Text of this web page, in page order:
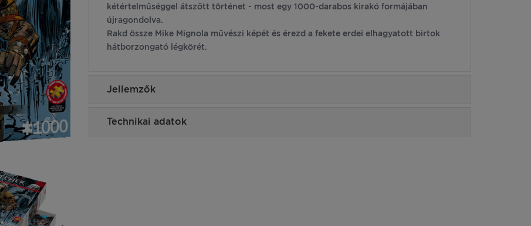
kétértelműséggel átszőtt történet - most egy 1000-darabos kirakó formájában
újragondolva.
Rakd össze Mike Mignola művészi képét és érezd a fekete erdei elhagyatott birtok
hátborzongató légkörét.
Jellemzők
Technikai adatok